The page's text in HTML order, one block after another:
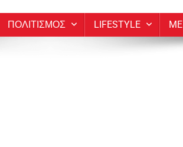
ΠΟΛΙΤΙΣΜΟΣ LIFESTYLE